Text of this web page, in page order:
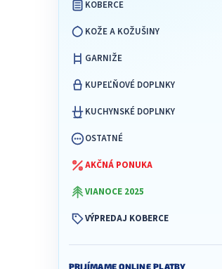
KOBERCE
KOŽE A KOŽUŠINY
GARNIŽE
KUPEĽŇOVÉ DOPLNKY
KUCHYNSKÉ DOPLNKY
OSTATNÉ
AKČNÁ PONUKA
VIANOCE 2025
VÝPREDAJ KOBERCE
PRIJÍMAME ONLINE PLATBY